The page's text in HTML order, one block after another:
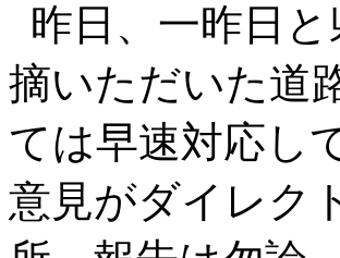
昨日、一昨日
摘いただいた道
ては早速対応し
意見がダイレク